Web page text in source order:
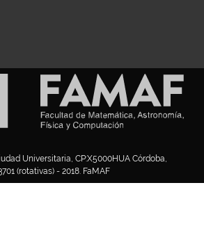
Universitaria, CP:X5000HUA Córdoba,
(rotativas) - 2018. FaMAF